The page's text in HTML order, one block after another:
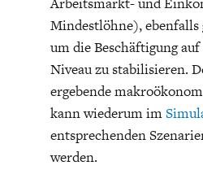
Mindestlöhne), ebenfalls
um die Beschäftigung
Niveau zu stabilisieren.
ergebende
kann wiederum im
entsprechenden
werden.